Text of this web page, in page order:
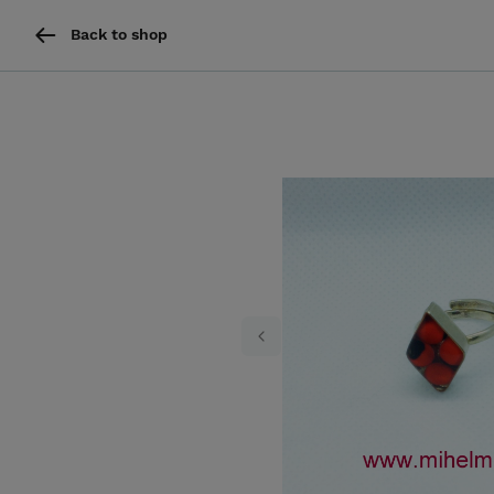
Back to shop
Previous